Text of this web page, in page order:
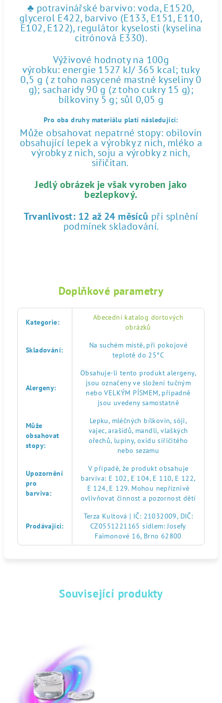
♣ potravinářské barvivo: voda, E1520,
glycerol E422, barvivo (E133, E151, E110,
E102, E122), regulátor kyselosti (kyselina
citrónová E330).
Výživové hodnoty na 100g
výrobku: energie 1527 kJ/ 365 kcal; tuky
0,5 g ( z toho nasycené mastné kyseliny 0
g); sacharidy 90 g (z toho cukry 15 g);
bílkoviny 5 g; sůl 0,05 g
Pro oba druhy materiálu platí následující:
Může obsahovat nepatrné stopy: obilovin
obsahující lepek a výrobky z nich, mléko a
výrobky z nich, soju a výrobky z nich,
siřičitan.
Jedlý obrázek je však vyroben jako
bezlepkový.
Trvanlivost: 12 až 24 měsíců při splnění
podmínek skladování.
Doplňkové parametry
Kategorie:
Abecední katalog dortových
obrázků
Skladování:
Na suchém místě, při pokojové
teplotě do 25°C
Alergeny:
Obsahuje-li tento produkt alergeny,
jsou označeny ve složení tučným
nebo VELKÝM PÍSMEM, případně
jsou uvedeny samostatně
Může
obsahovat
stopy:
Lepku, mléčných bílkovin, sóji,
vajec, arašídů, mandlí, vlaškých
ořechů, lupiny, oxidu siřičitého
nebo sezamu
Upozornění
pro
barviva:
V případě, že produkt obsahuje
barviva: E 102, E 104, E 110, E 122,
E 124, E 129. Mohou nepříznivě
ovlivňovat činnost a pozornost dětí
Prodávající:
Terza Kultová | IČ: 21032009, DIČ:
CZ0551221165 sídlem: Josefy
Faimonové 16, Brno 62800
Související produkty